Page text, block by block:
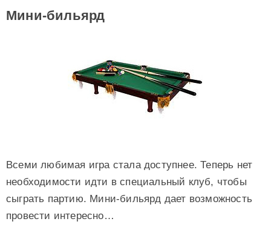
Мини-бильярд
Всеми любимая игра стала доступнее. Теперь нет
необходимости идти в специальный клуб, чтобы
сыграть партию. Мини-бильярд дает возможность
провести интересно…